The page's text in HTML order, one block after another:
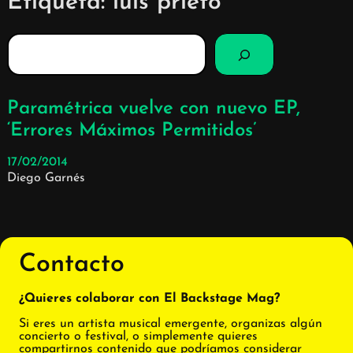
B
u
c
aParamétrica vuelve con nuevo EP,
‘Errores Máximos Permitidos’
17/02/2014
Diego Garnés
Contacto
¿Quieres colaborar con El Backstage Mag?
Si eres un artista musical emergente, organizas algún
concierto o festival, o simplemente quieres
compartirnos contenido que podríamos considerar